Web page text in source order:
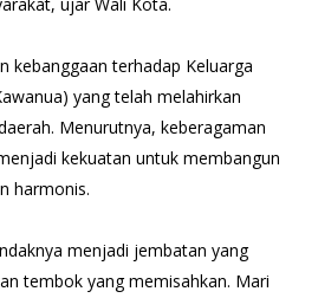
kebanggaan terhadap Keluarga
yang telah melahirkan
Menurutnya, keberagaman
kekuatan untuk membangun
harmonis.
menjadi jembatan yang
tembok yang memisahkan. Mari